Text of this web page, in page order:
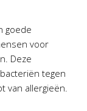
goede
voor
Deze
tegen
van allergieën.